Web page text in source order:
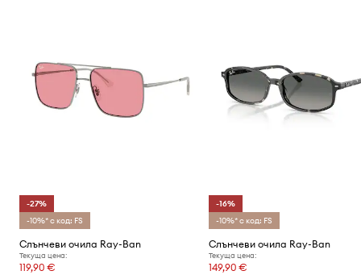
-27%
-10%* с код: FS
Слънчеви очила Ray-Ban
Текуща цена:
119,90 €
-16%
-10%* с код: FS
Слънчеви очила Ray-Ban
Текуща цена:
149,90 €